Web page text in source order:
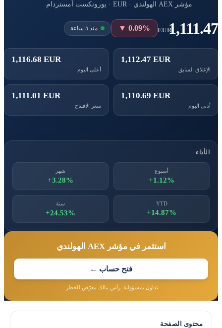
مؤشر AEX الهولندي · EUR · يورونكست أمستردام
1,111.47
EUR
▼ 0.09% منذ 5 ساعة
1,112.47 EUR
الإغلاق السابق
1,116.68 EUR
أعلى اليوم
1,110.69 EUR
أدنى اليوم
1,111.01 EUR
سعر الافتتاح
الأداء
أسبوع
+1.12%
شهر
+3.28%
YTD
+14.87%
سنة
+24.53%
استثمر في مؤشر AEX الهولندي
فتح حساب ←
تداول بمسؤولية. رأس مالك معرّض للخطر.
محتوى الصفحة